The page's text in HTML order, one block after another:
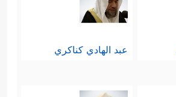
وَٱلۡإِنجِیلَ﴾وعبثًا تحاول
أن تستند في اختيار
المعرفيَّة والعلميَّة في
عبد الهادي كناكري